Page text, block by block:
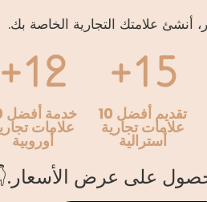
أنشئ علامتك التجارية الخاصة بك.
15+
تقديم أفضل 10
علامات تجارية
أسترالية
12+
علامات
أوروبية
على عرض